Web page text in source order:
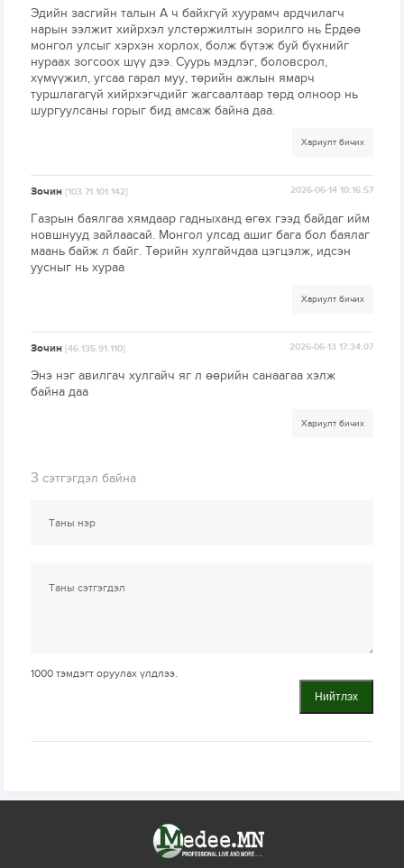
Эдийн засгийн талын А ч байхгүй хуурамч ардчилагч
нарын ээлжит хийрхэл улстөржилтын зорилго нь Ёрдөө
монгол улсыг хэрхэн хорлох, болж бүтэж буй бүхнийг
нураах зогсоох шүү дээ. Суурь мэдлэг, боловсрол,
хүмүүжил, угсаа гарал муу, төрийн ажлын ямарч
туршлагагүй хийрхэгчдийг жагсаалтаар төрд олноор нь
шургуулсаны горыг бид амсаж байна даа.
Хариулт бичих
Зочин[103.71.101.142] 2026-06-14 10:16:57
Газрын баялгаа хямдаар гадныханд өгөх гээд байдаг ийм
новшнууд зайлаасай. Монгол улсад ашиг бага бол баялаг
маань байж л байг. Төрийн хулгайчдаа цэгцэлж, идсэн
уусныг нь хураа
Хариулт бичих
Зочин[46.135.91.110] 2026-06-13 17:34:07
Энэ нэг авилгач хулгайч яг л өөрийн санаагаа хэлж
байна даа
Хариулт бичих
3 сэтгэгдэл байна
1000 тэмдэгт оруулах үлдлээ.
Нийтлэх